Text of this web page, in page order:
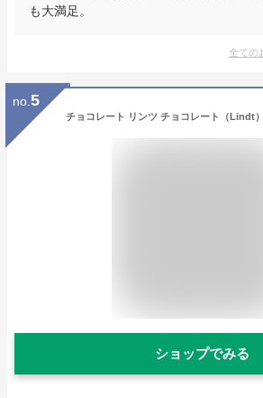
も大満足。
全ての
no. 5
ショップでみる